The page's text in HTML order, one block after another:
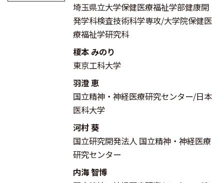
埼玉県立大学保健医療福祉学部健康開
発学科検査技術科学専攻/大学院保健医
療福祉学研究科
榎本 みのり
東京工科大学
羽澄 恵
国立精神・神経医療研究センター/日本
医科大学
河村 葵
国立研究開発法人 国立精神・神経医療
研究センター
内海 智博